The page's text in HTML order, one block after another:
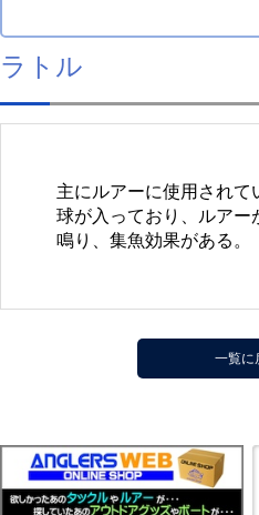
ラトル
主にルアーに使用されて
球が入っており、ルアー
鳴り、集魚効果がある。
一覧に